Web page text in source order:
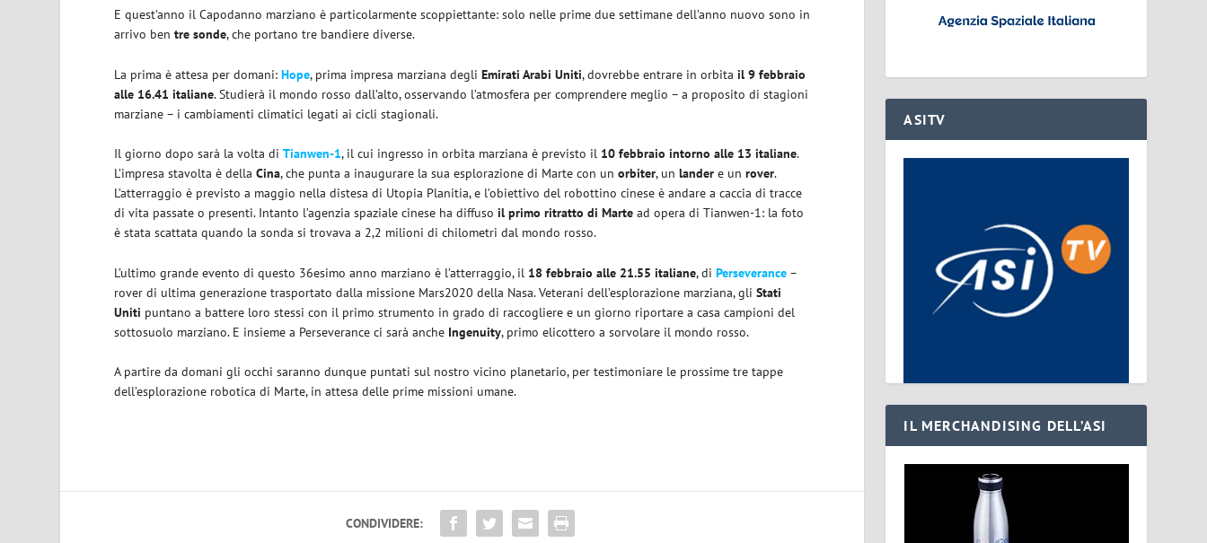
E quest’anno il Capodanno marziano è particolarmente scoppiettante: solo nelle prime due settimane dell’anno nuovo sono in
arrivo bentre sonde, che portano tre bandiere diverse.
La prima è attesa per domani:Hope, prima impresa marziana degliEmirati Arabi Uniti, dovrebbe entrare in orbitail 9 febbraio
alle 16.41 italiane. Studierà il mondo rosso dall’alto, osservando l’atmosfera per comprendere meglio – a proposito di stagioni
marziane – i cambiamenti climatici legati ai cicli stagionali.
Il giorno dopo sarà la volta diTianwen-1, il cui ingresso in orbita marziana è previsto il 10 febbraio intorno alle 13 italiane.
L’impresa stavolta è dellaCina, che punta a inaugurare la sua esplorazione di Marte con unorbiter, unlander e unrover.
L’atterraggio è previsto a maggio nella distesa di Utopia Planitia, e l’obiettivo del robottino cinese è andare a caccia di tracce
di vita passate o presenti. Intanto l’agenzia spaziale cinese ha diffusoil primo ritratto di Marte ad opera di Tianwen-1: la foto
è stata scattata quando la sonda si trovava a 2,2 milioni di chilometri dal mondo rosso.
L’ultimo grande evento di questo 36esimo anno marziano è l’atterraggio, il 18 febbraio alle 21.55 italiane, diPerseverance –
rover di ultima generazione trasportato dalla missione Mars2020 della Nasa. Veterani dell’esplorazione marziana, gliStati
Uniti puntano a battere loro stessi con il primo strumento in grado di raccogliere e un giorno riportare a casa campioni del
sottosuolo marziano. E insieme a Perseverance ci sarà anche Ingenuity, primo elicottero a sorvolare il mondo rosso.
A partire da domani gli occhi saranno dunque puntati sul nostro vicino planetario, per testimoniare le prossime tre tappe
dell’esplorazione robotica di Marte, in attesa delle prime missioni umane.
CONDIVIDERE:
ASITV
IL MERCHANDISING DELL’ASI